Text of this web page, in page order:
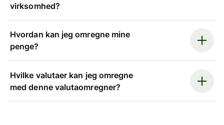
virksomhed?
Hvordan kan jeg omregne mine
penge?
Hvilke valutaer kan jeg omregne
med denne valutaomregner?